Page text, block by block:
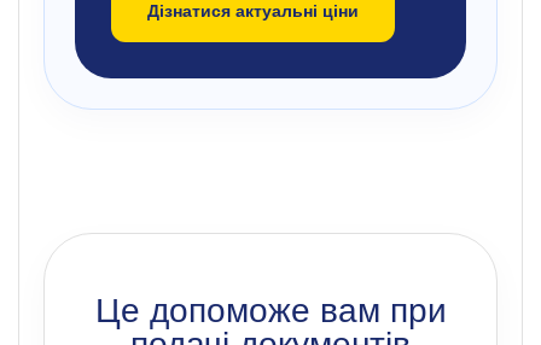
Дізнатися актуальні ціни
Це допоможе вам при